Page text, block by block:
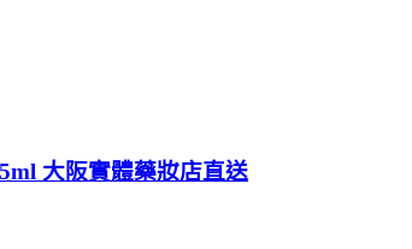
大阪實體藥妝店直送